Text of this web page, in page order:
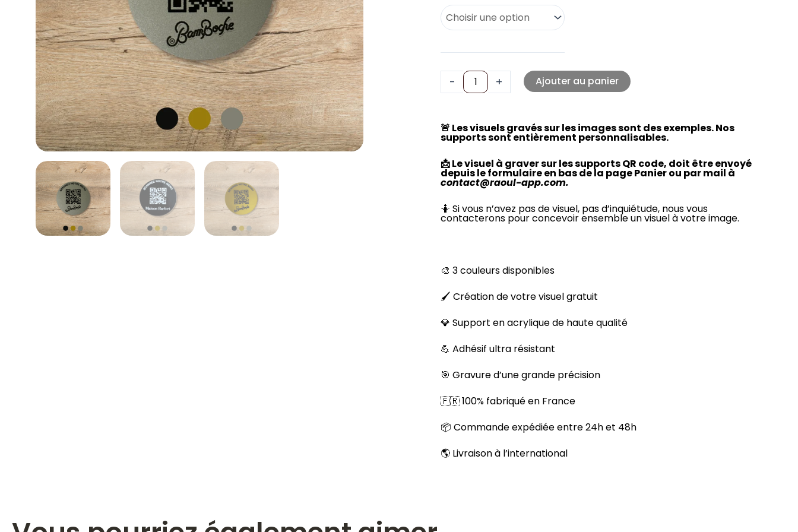
- + Ajouter au panier
🚨 Les visuels gravés sur les images sont des exemples. Nos
supports sont entièrement personnalisables.
📩 Le visuel à graver sur les supports QR code, doit être envoyé
depuis le formulaire en bas de la page Panier ou par mail à
contact@raoul-app.com.
🤷 Si vous n’avez pas de visuel, pas d’inquiétude, nous vous
contacterons pour concevoir ensemble un visuel à votre image.
🎨 3 couleurs disponibles
🖌️ Création de votre visuel gratuit
💎 Support en acrylique de haute qualité
💪 Adhésif ultra résistant
🎯 Gravure d’une grande précision
🇫🇷 100% fabriqué en France
📦 Commande expédiée entre 24h et 48h
🌎 Livraison à l’international